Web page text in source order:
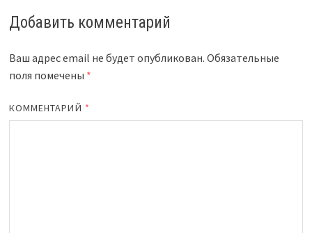
Добавить комментарий
Ваш адрес email не будет опубликован. Обязательные
поля помечены *
КОММЕНТАРИЙ *